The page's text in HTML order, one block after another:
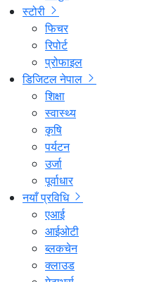
स्टोरी
फिचर
रिपोर्ट
प्रोफाइल
डिजिटल नेपाल
शिक्षा
स्वास्थ्य
कृषि
पर्यटन
उर्जा
पूर्वाधार
नयाँ प्रविधि
एआई
आईओटी
ब्लकचेन
क्लाउड